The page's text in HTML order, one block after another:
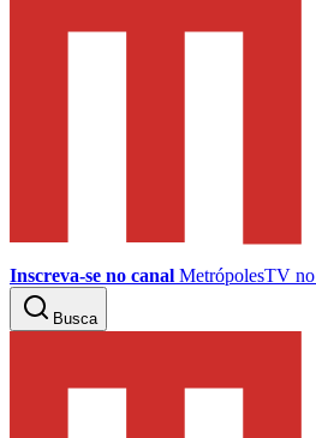
Inscreva-se no canal MetrópolesTV no
Busca